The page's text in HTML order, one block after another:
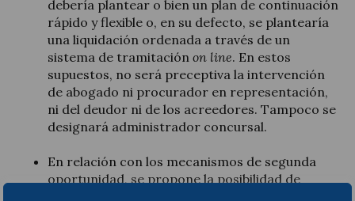
debería plantear o bien un plan de continuación
rápido y flexible o, en su defecto, se plantearía
una liquidación ordenada a través de un
sistema de tramitación on line. En estos
supuestos, no será preceptiva la intervención
de abogado ni procurador en representación,
ni del deudor ni de los acreedores. Tampoco se
designará administrador concursal.
En relación con los mecanismos de segunda
oportunidad, se propone la posibilidad de